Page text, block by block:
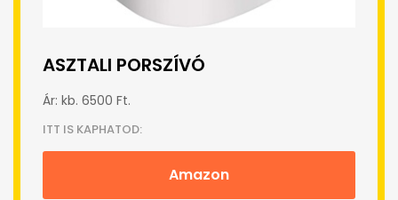
ASZTALI PORSZÍVÓ
Ár: kb. 6500 Ft.
ITT IS KAPHATOD:
Amazon